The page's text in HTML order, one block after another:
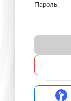
Пароль: